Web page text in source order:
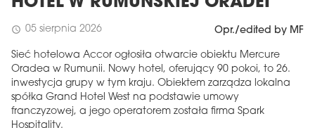
schedule 05 sierpnia 2026 Opr./edited by MF
Sieć hotelowa Accor ogłosiła otwarcie obiektu Mercure
Oradea w Rumunii. Nowy hotel, oferujący 90 pokoi, to 26.
inwestycja grupy w tym kraju. Obiektem zarządza lokalna
spółka Grand Hotel West na podstawie umowy
franczyzowej, a jego operatorem została firma Spark
Hospitality.